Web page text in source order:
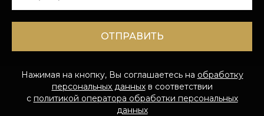
ОТПРАВИТЬ
Нажимая на кнопку, Вы соглашаетесь на обработку
персональных данныхв соответствии
с политикой оператора обработки персональных
данных